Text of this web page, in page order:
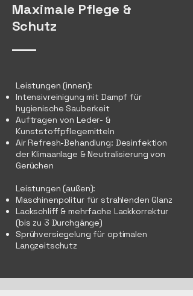
Maximale Pflege &
Schutz
Leistungen (innen):
Intensivreinigung mit Dampf für
hygienische Sauberkeit
Auftragen von Leder- &
Kunststoffpflegemitteln
Air Refresh-Behandlung: Desinfektion
der Klimaanlage &​Neutralisierung von
Gerüchen
Leistungen (außen):
Maschinenpolitur für strahlenden Glanz
Lackschliff & mehrfache Lackkorrektur
(bis zu 3 Durchgänge)
Sprühversiegelung für optimalen
Langzeitschutz